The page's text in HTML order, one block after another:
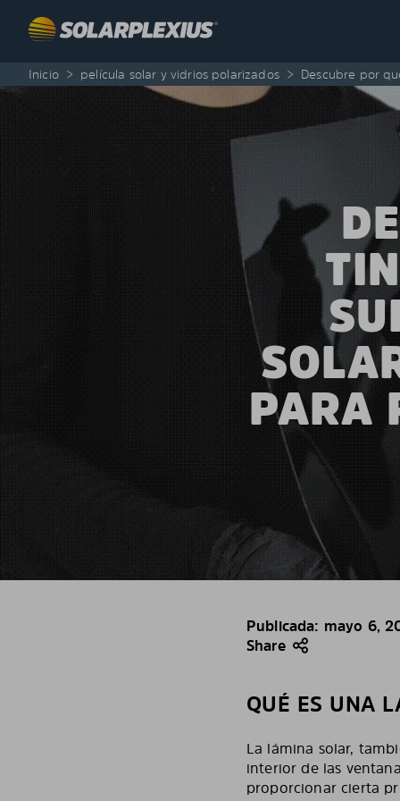
Inicio > película solar y vidrios polarizados > Descubre por
PARA
Publicada: mayo 6,
Share
QUÉ ES UNA
La lámina solar,
interior de las
proporcionar cierta